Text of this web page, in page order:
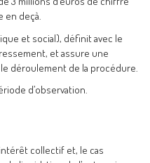
en deçà.
et social), définit avec le
et assure une
déroulement de la procédure.
d’observation.
collectif et, le cas